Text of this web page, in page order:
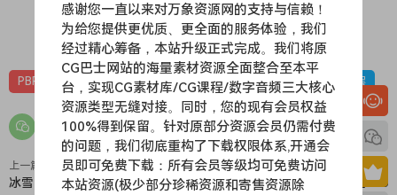
0 0
PBR-冰雪 PBR材质（在线预览） 材质贴图 雪地，下雪，冰层
上一篇
冰雪068
下一篇
冰雪066
感谢您一直以来对万象资源网的支持与信赖！
为给您提供更优质、更全面的服务体验，我们
经过精心筹备，本站升级正式完成。我们将原
CG巴士网站的海量素材资源全面整合至本平
台，实现CG素材库/CG课程/数字音频三大核心
资源类型无缝对接。同时，您的现有会员权益
100%得到保留。针对原部分资源会员仍需付费
的问题，我们彻底重构了下载权限体系,开通会
员即可免费下载：所有会员等级均可免费访问
本站资源(极少部分珍稀资源和寄售资源除